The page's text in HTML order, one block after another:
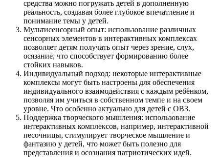
средства можно погружать детей в дополненную
реальность, создавая более глубокое впечатление и
понимание темы у детей.
Мультисенсорный опыт: использование различных
сенсорных элементов в интерактивных комплексах
позволяет детям получать опыт через зрение, слух,
осязание, что способствует формированию более
стойких навыков.
Индивидуальный подход: некоторые интерактивные
комплексы могут быть настроены для обеспечения
индивидуального взаимодействия с каждым ребёнком,
позволяя им учиться в собственном темпе и на своем
уровне. Что особенно актуально для детей с ОВЗ.
Поддержка творческого мышления: использование
интерактивных комплексов, например, интерактивной
песочницы, стимулирует творческое мышление и
фантазию у детей, что может быть полезно для
представления и осознания патриотических идей.